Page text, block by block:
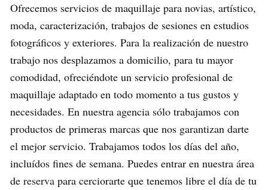
Ofrecemos servicios de maquillaje para novias, artístico,
moda, caracterización, trabajos de sesiones en estudios
fotográficos y exteriores. Para la realización de nuestro
trabajo nos desplazamos a domicilio, para tu mayor
comodidad, ofreciéndote un servicio profesional de
maquillaje adaptado en todo momento a tus gustos y
necesidades. En nuestra agencia sólo trabajamos con
productos de primeras marcas que nos garantizan darte
el mejor servicio. Trabajamos todos los días del año,
incluídos fines de semana. Puedes entrar en nuestra área
de reserva para cerciorarte que tenemos libre el día de tu